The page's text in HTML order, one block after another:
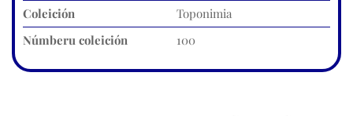
Coleición
Toponimia
Númberu coleición
100